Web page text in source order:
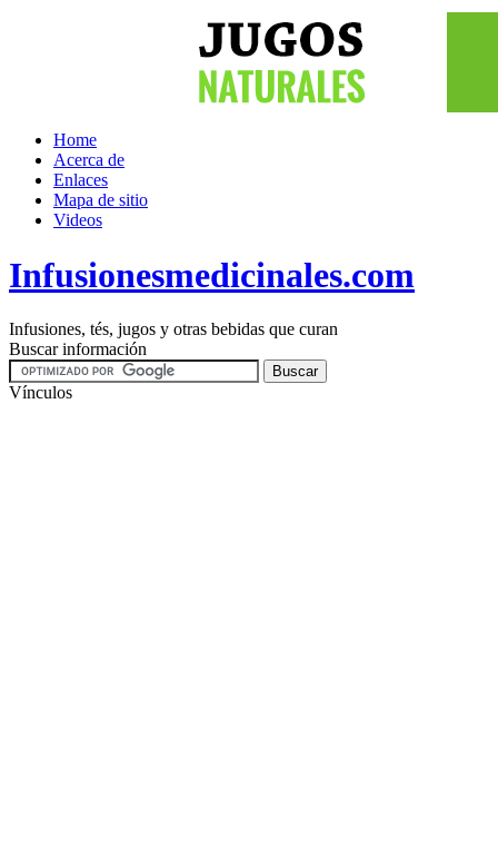
Home
Acerca de
Enlaces
Mapa de sitio
Videos
Infusionesmedicinales.com
Infusiones, tés, jugos y otras bebidas que curan
Buscar información
Vínculos